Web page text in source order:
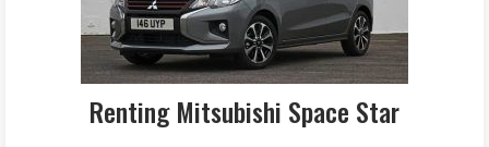
Renting Mitsubishi Space Star